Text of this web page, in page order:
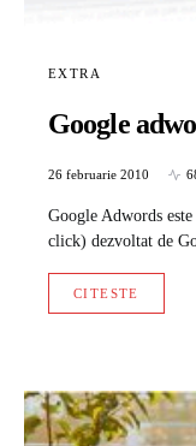
EXTRA
Google
26 februarie 2010
Google Adwords
click) dezvoltat de
CITESTE